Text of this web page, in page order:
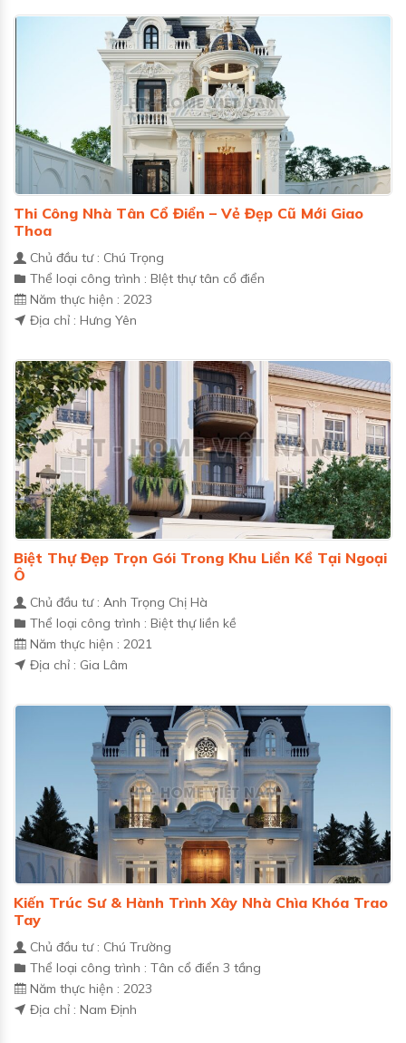
Thi Công Nhà Tân Cổ Điển – Vẻ Đẹp Cũ Mới Giao
Thoa
Chủ đầu tư : Chú Trọng
Thể loại công trình : BIệt thự tân cổ điển
Năm thực hiện : 2023
Địa chỉ : Hưng Yên
Biệt Thự Đẹp Trọn Gói Trong Khu Liền Kề Tại Ngoại
Ô
Chủ đầu tư : Anh Trọng Chị Hà
Thể loại công trình : Biệt thự liền kề
Năm thực hiện : 2021
Địa chỉ : Gia Lâm
Kiến Trúc Sư & Hành Trình Xây Nhà Chìa Khóa Trao
Tay
Chủ đầu tư : Chú Trường
Thể loại công trình : Tân cổ điển 3 tầng
Năm thực hiện : 2023
Địa chỉ : Nam Định